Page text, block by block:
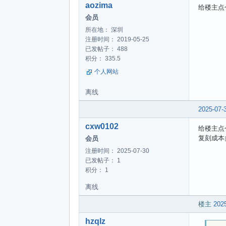
aozima
会员
所在地： 深圳
注册时间： 2019-05-25
已发帖子： 488
积分： 335.5
个人网站
给楼主点
离线
2025-07-
cxw0102
会员
注册时间： 2025-07-30
已发帖子： 1
积分： 1
给楼主点
复刻成本
离线
楼主
hzqlz